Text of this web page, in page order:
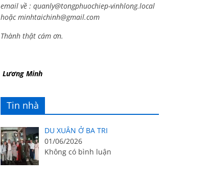
email về : quanly@tongphuochiep-vinhlong.local
hoặcminhtaichinh@gmail.com
Thành thật cám ơn.
Lương Minh
Tin nhà
DU XUÂN Ở BA TRI
01/06/2026
Không có bình luận